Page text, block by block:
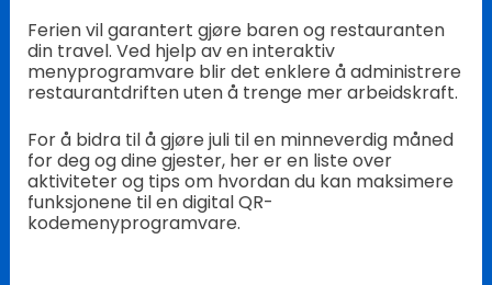
Ferien vil garantert gjøre baren og restauranten
din travel. Ved hjelp av en interaktiv
menyprogramvare blir det enklere å administrere
restaurantdriften uten å trenge mer arbeidskraft.
For å bidra til å gjøre juli til en minneverdig måned
for deg og dine gjester, her er en liste over
aktiviteter og tips om hvordan du kan maksimere
funksjonene til en digital QR-
kodemenyprogramvare.